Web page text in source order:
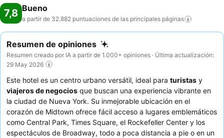
7,8 Bueno
a partir de 32.882 puntuaciones de las principales páginas
Resumen de opiniones
Resumen creado por IA a partir de 1.000+ opiniones · Última actualización:
29 May 2026
Este hotel es un centro urbano versátil, ideal para turistas y
viajeros de negocios que buscan una experiencia vibrante en
la ciudad de Nueva York. Su inmejorable ubicación en el
corazón de Midtown ofrece fácil acceso a lugares emblemáticos
como Central Park, Times Square, el Rockefeller Center y los
espectáculos de Broadway, todo a poca distancia a pie o en un